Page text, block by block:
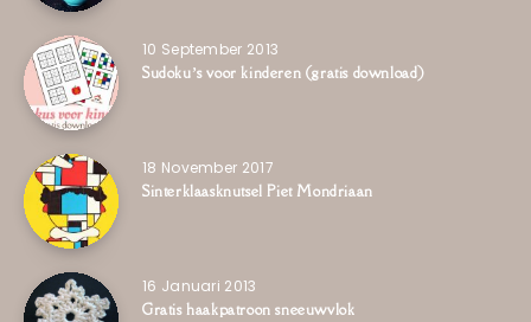
10 September 2013
Sudoku’s voor kinderen (gratis download)
18 November 2017
Sinterklaasknutsel Piet Mondriaan
16 Januari 2013
Gratis haakpatroon sneeuwvlok